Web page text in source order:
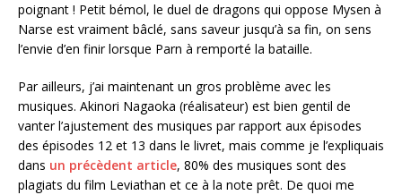
poignant ! Petit bémol, le duel de dragons qui oppose Mysen à
Narse est vraiment bâclé, sans saveur jusqu’à sa fin, on sens
l’envie d’en finir lorsque Parn à remporté la bataille.
Par ailleurs, j’ai maintenant un gros problème avec les
musiques. Akinori Nagaoka (réalisateur) est bien gentil de
vanter l’ajustement des musiques par rapport aux épisodes
des épisodes 12 et 13 dans le livret, mais comme je l’expliquais
dans un précèdent article, 80% des musiques sont des
plagiats du film Leviathan et ce à la note prêt. De quoi me